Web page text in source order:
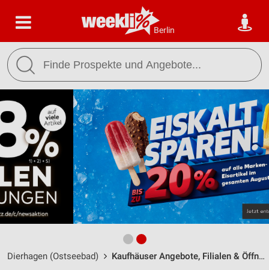
Berlin
Dierhagen (Ostseebad) Kaufhäuser Angebote, Filialen & Öffnungszeiten